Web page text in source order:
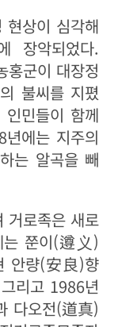
상이 심각해
장악되었다.
홍군이 대장정
불씨를 지폈
민들이 함께
에는 지주의
는 알곡을 빼
거로족은 새로
는 쭌이(遵义)
안량(安良)향
리고 1986년
다오전(道真)